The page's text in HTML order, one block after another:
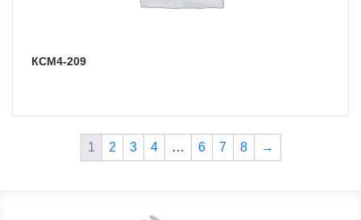
КСМ4-209
1 2 3 4 … 6 7 8 →